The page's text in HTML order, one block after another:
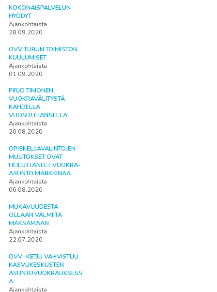
KOKONAISPALVELUN
HYÖDYT
Ajankohtaista
28.09.2020
OVV TURUN TOIMISTON
KUULUMISET
Ajankohtaista
01.09.2020
PIRJO TIMONEN:
VUOKRAVÄLITYSTÄ
KAHDELLA
VUOSITUHANNELLA
Ajankohtaista
20.08.2020
OPISKELIJAVALINTOJEN
MUUTOKSET OVAT
HEILUTTANEET VUOKRA-
ASUNTO MARKKINAA
Ajankohtaista
06.08.2020
MUKAVUUDESTA
OLLAAN VALMIITA
MAKSAMAAN
Ajankohtaista
22.07.2020
OVV -KETJU VAHVISTUU
KASVUKESKUSTEN
ASUNTOVUOKRAUKSESS
A
Ajankohtaista